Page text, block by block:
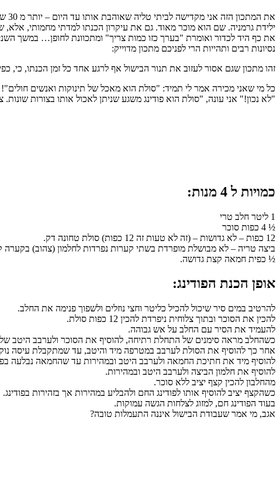
ילידת גרמניה. שם הוא מוכר מאוד. גם את עיקרון הכנתו למדתי מחמותי,
את כף היד לכדור ואומרת "בערך כזו כמות צריך" ומתכוונת לחופן… במשך
נסיונות רבים ותהייות הרי לפניכם מתכון מדוייק:
זהו מתכון שגם אסור לעזוב את תנור הבישול אף לרגע אחד כל זמן הכנתו,
כל מי שאני מכירה אמר לי תמיד: "סולת הוא מאכל של תינוקות ואנשים חולים"!
"לא נכון!" אני עונה, "סולת הוא פודינג משגע שניתן לאכול אותו בצורות
כמויות ל 4 מנות:
1 ליטר חלב טרי
½ 4 כפות סוכר
12 כפות – לא גדושות – (זה לא טעות זה 12 כפות) סולת טחונה דק.
ביצה טריה – לא מבושלת מופרדת בשתי קערות נפרדות לחלמון (צהוב) בקערה
½ כפית חמאה קצת גדושה.
אופן הכנת הפודינג:
להרטיב במים סיר שיכול להכיל כליטר וחצי נוזלים ולשפוך פנימה את החלב.
להכין את הסוכר ובתוך צלוחית ניפרדת להכין 12 כפות סולת.
להעמיד את הסיר עם החלב על אש גבוהה.
כשהחלב מראה סימנים של התחלת רתיחה, להוסיף את הסוכר ולערבב היטב
אחר כך להוסיף את הסולת לערבב במטרפה מיד והיטב, עד שמתקבלת עיסה
להוסיף מיד את חתיכת החמאה ולערבב היטב ובמהירות עד שהחמאה נבלעה
להוסיף את חלמון הביצה ולערבב היטב ובמהירות.
מהחלבון להכין קצף יציב ללא סוכר.
כשהקצף יציב להוסיף אותו לפודינג החם ולהבליע במהירות אך בזהירות בפודינג.
בעוד הפודינג חם, למזוג לצלחות הגשה עמוקות.
אגב, מי אמר שעבודת הבישול איננה התעמלות טובה?